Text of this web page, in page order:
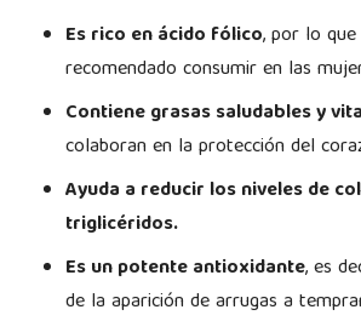
Es rico en ácido fólico, por lo
recomendado consumir en las
Contiene grasas saludables y
colaboran en la protección del
Ayuda a reducir los niveles de
triglicéridos.
Es un potente antioxidante, es
de la aparición de arrugas a